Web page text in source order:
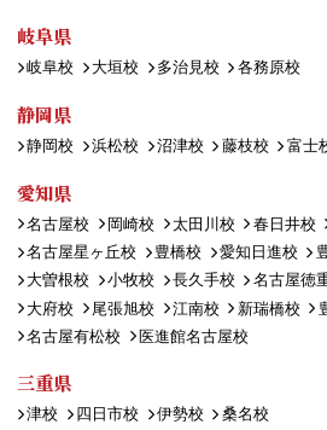
岐阜県
岐阜校 大垣校 多治見校 各務原校
静岡県
静岡校 浜松校 沼津校 藤枝校 富士
愛知県
名古屋校 岡崎校 太田川校 春日井校
名古屋星ヶ丘校
豊橋校 愛知日進校
大曽根校
小牧校 長久手校 名古屋徳
大府校
尾張旭校 江南校 新瑞橋校
名古屋有松校
医進館名古屋校
三重県
津校 四日市校 伊勢校 桑名校